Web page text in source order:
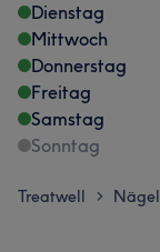
Dienstag
Mittwoch
Donnerstag
Freitag
Samstag
Sonntag
Treatwell > Nägel